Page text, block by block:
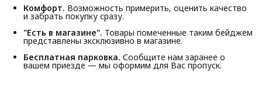
Комфорт. Возможность примерить, оценить качество
и забрать покупку сразу.
"Есть в магазине". Товары помеченные таким бейджем
представлены эксклюзивно в магазине.
Бесплатная парковка. Сообщите нам заранее о
вашем приезде — мы оформим для Вас пропуск.